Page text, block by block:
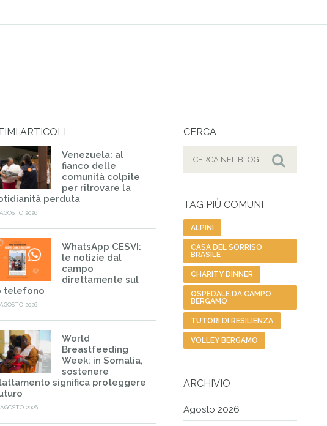
ARTICOLI
Venezuela: al
fianco delle
comunità colpite
per ritrovare la
perduta
2026
WhatsApp CESVI:
le notizie dal
campo
direttamente sul
telefono
2026
World
Breastfeeding
Week: in Somalia,
sostenere
significa proteggere
2026
CERCA
Cerca
TAG PIÙ COMUNI
ALPINI
CASA DEL SORRISO
BRASILE
CHARITY DINNER
OSPEDALE DA CAMPO
BERGAMO
TUTORI DI RESILIENZA
VOLLEY BERGAMO
ARCHIVIO
Agosto 2026